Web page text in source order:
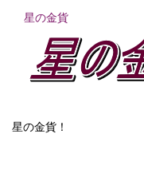
星の金貨
星の金貨！